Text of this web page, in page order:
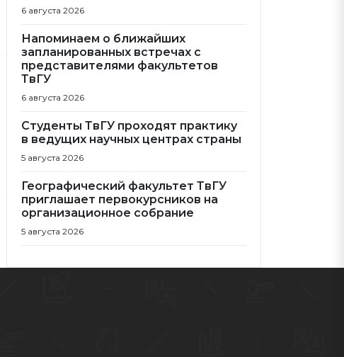
6 августа 2026
Напоминаем о ближайших
запланированных встречах с
представителями факультетов
ТвГУ
6 августа 2026
Студенты ТвГУ проходят практику
в ведущих научных центрах страны
5 августа 2026
Географический факультет ТвГУ
приглашает первокурсников на
организационное собрание
5 августа 2026